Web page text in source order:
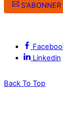
Linkedin
Back To Top